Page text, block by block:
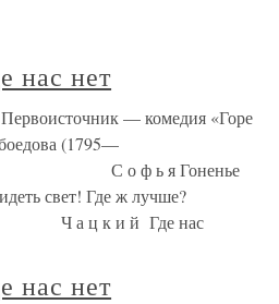
нас нет
— комедия «Горе
(1795—
ь я Гоненье
свет! Где ж лучше?
й Где нас
нас нет